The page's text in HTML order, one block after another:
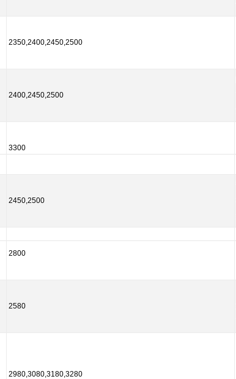
2350,2400,2450,2500
2400,2450,2500
3300
2450,2500
2800
2580
2980,3080,3180,3280